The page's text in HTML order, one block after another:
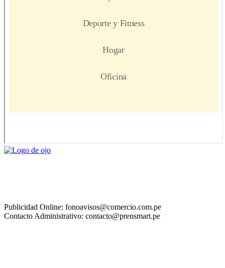
Publicidad Online: fonoavisos@comercio.com.pe
Contacto Administrativo: contacto@prensmart.pe